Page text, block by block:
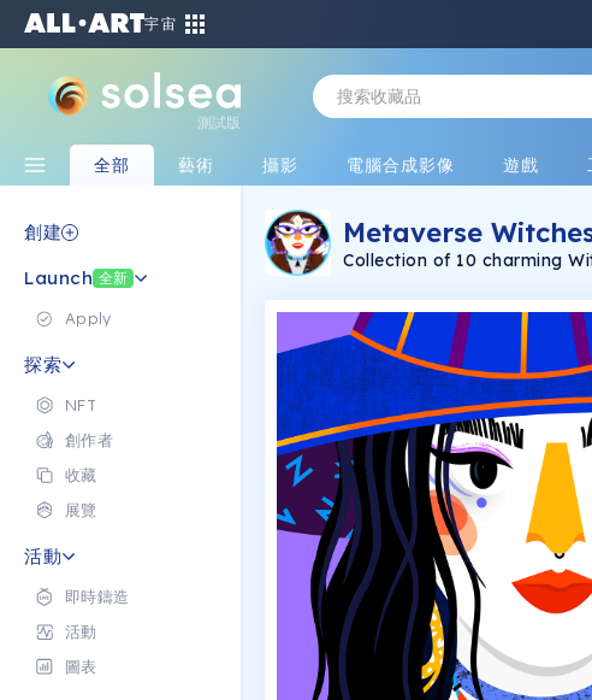
宇宙
測試版
全部 藝術 攝影 電腦合成影像 遊戲
創建
Launch 全新
Apply
探索
NFT
創作者
收藏
展覽
活動
即時鑄造
活動
圖表
Metaverse
Collection of 10 charming
each one is unique. I really
witch.